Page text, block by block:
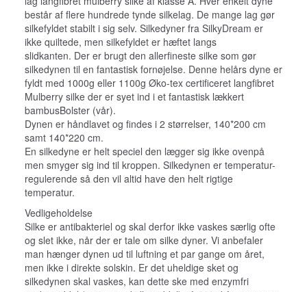
består af flere hundrede tynde silkelag. De mange lag gør
silkefyldet stabilt i sig selv. Silkedyner fra SilkyDream er
ikke quiltede, men silkefyldet er hæftet langs
slidkanten. Der er brugt den allerfineste silke som gør
silkedynen til en fantastisk fornøjelse. Denne helårs dyne er
fyldt med 1000g eller 1100g Øko-tex certificeret langfibret
Mulberry silke der er syet ind i et fantastisk lækkert
bambusBolster (vår).
Dynen er håndlavet og findes i 2 størrelser, 140*200 cm
samt 140*220 cm.
En silkedyne er helt speciel den lægger sig ikke ovenpå
men smyger sig ind til kroppen. Silkedynen er temperatur-
regulerende så den vil altid have den helt rigtige
temperatur.
Vedligeholdelse
Silke er antibakteriel og skal derfor ikke vaskes særlig ofte
og slet ikke, når der er tale om silke dyner. Vi anbefaler
man hænger dynen ud til luftning et par gange om året,
men ikke i direkte solskin. Er det uheldige sket og
silkedynen skal vaskes, kan dette ske med enzymfri